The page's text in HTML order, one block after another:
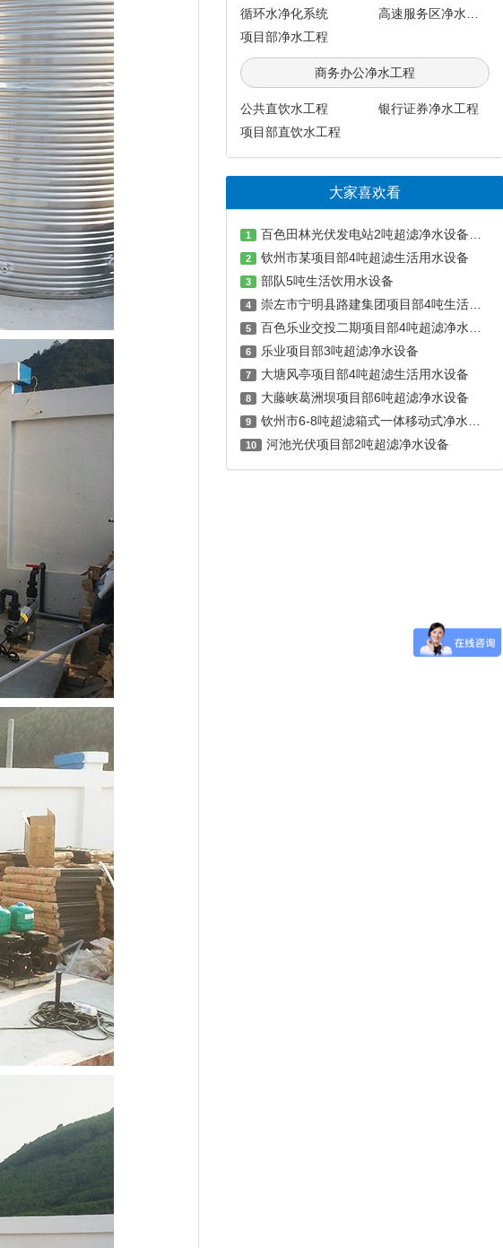
循环水净化系统
项目部净水工程
商务办公净水工程
公共直饮水工程
银行证券净水工程
项目部直饮水工程
大家喜欢看
1 百色田林光伏发电站2吨超滤净水设备工程
2 钦州市某项目部4吨超滤生活用水设备
3 部队5吨生活饮用水设备
4 崇左市宁明县路建集团项目部4吨生活饮用水设备
5 百色乐业交投二期项目部4吨超滤净水设备
6 乐业项目部3吨超滤净水设备
7 大塘风亭项目部4吨超滤生活用水设备
8 大藤峡葛洲坝项目部6吨超滤净水设备
9 钦州市6-8吨超滤箱式一体移动式净水设备
10 河池光伏项目部2吨超滤净水设备